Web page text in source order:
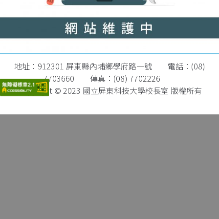
地址： 912301 屏東縣內埔鄉學府路一號 電話：(08)
7703660 傳真：(08) 7702226
Copyright © 2023 國立屏東科技大學校長室 版權所有